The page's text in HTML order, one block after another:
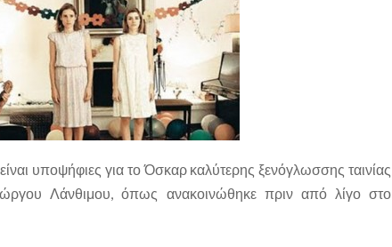
υποψήφιες για το Όσκαρ καλύτερης ξενόγλωσσης ταινίας
Λάνθιμου, όπως ανακοινώθηκε πριν από λίγο στο